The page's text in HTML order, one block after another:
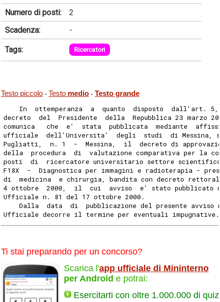
Numero di posti:
2
Scadenza:
-
Tags: Ricercatori
Testo piccolo - Testo medio - Testo grande
In  ottemperanza  a  quanto  disposto  dall'art.
decreto  del  Presidente  della  Repubblica 23 marzo
comunica   che  e'  stata  pubblicata  mediante
ufficiale  dell'Universita'  degli  studi  di Messina,
Pugliatti,  n. 1  -  Messina,  il  decreto di
della  procedura  di  valutazione comparativa per la
posti  di  ricercatore universitario settore
F18X  -  Diagnostica per immagini e radioterapia -
di  medicina  e chirurgia, bandita con decreto
4 ottobre  2000,  il  cui  avviso  e' stato pubblicato
Ufficiale n. 81 del 17 ottobre 2000.
Dalla  data  di  pubblicazione del presente avviso
Ufficiale decorre il termine per eventuali impugnative.
Ti stai preparando per un concorso?
Scarica l'app ufficiale di Mininterno
per Android e potrai:
Esercitarti con oltre 1.000.000 di quiz